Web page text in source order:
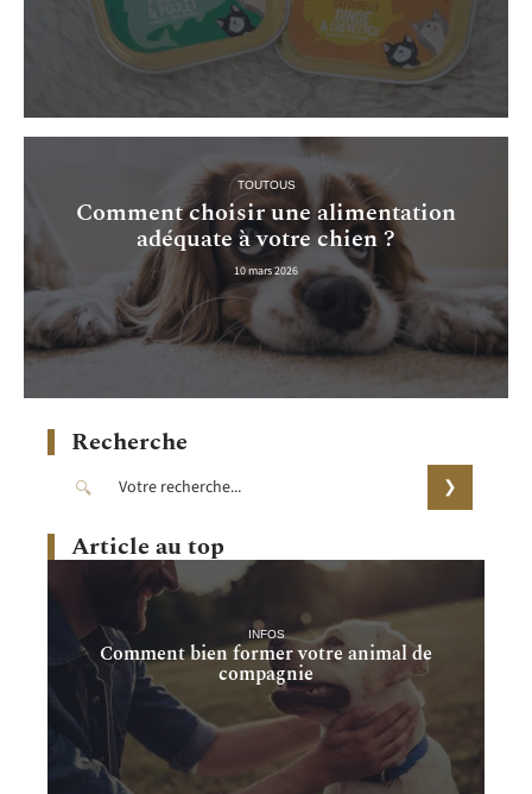
TOUTOUS
Comment choisir une alimentation
adéquate à votre chien ?
10 mars 2026
Recherche
Article au top
INFOS
Comment bien former votre animal de
compagnie